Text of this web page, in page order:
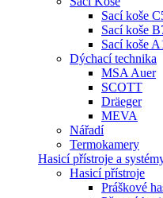
Sací koše
Sací koše
Sací koše
Dýchací technika
MSA Auer
SCOTT
Dräeger
MEVA
Nářadí
Termokamery
Hasicí přístroje a
Hasicí přístroje
Práškové